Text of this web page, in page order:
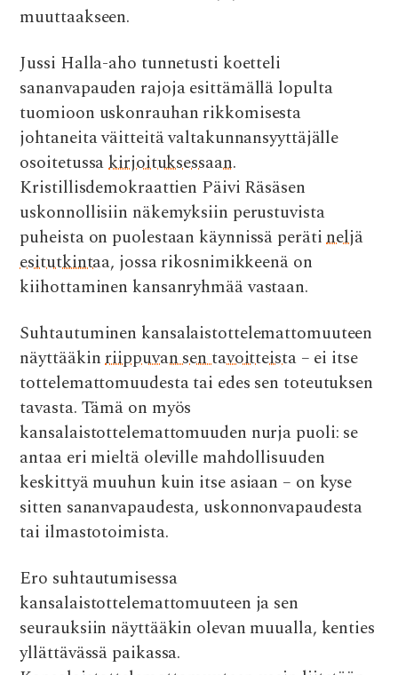
muuttaakseen.
Jussi Halla-aho tunnetusti koetteli
sananvapauden rajoja esittämällä lopulta
tuomioon uskonrauhan rikkomisesta
johtaneita väitteitä valtakunnansyyttäjälle
osoitetussakirjoituksessaan.
Kristillisdemokraattien Päivi Räsäsen
uskonnollisiin näkemyksiin perustuvista
puheista on puolestaan käynnissä perätineljä
esitutkintaa, jossa rikosnimikkeenä on
kiihottaminen kansanryhmää vastaan.
Suhtautuminen kansalaistottelemattomuuteen
näyttääkinriippuvan sen tavoitteista– ei itse
tottelemattomuudesta tai edes sen toteutuksen
tavasta. Tämä on myös
kansalaistottelemattomuuden nurja puoli: se
antaa eri mieltä oleville mahdollisuuden
keskittyä muuhun kuin itse asiaan – on kyse
sitten sananvapaudesta, uskonnonvapaudesta
tai ilmastotoimista.
Ero suhtautumisessa
kansalaistottelemattomuuteen ja sen
seurauksiin näyttääkin olevan muualla, kenties
yllättävässä paikassa.